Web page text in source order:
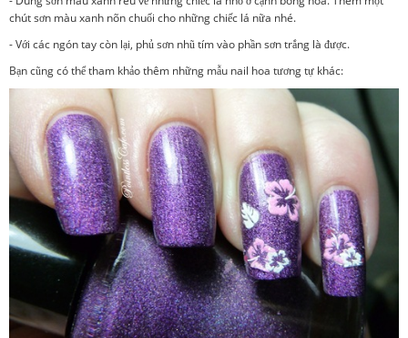
chút sơn màu xanh nõn chuối cho những chiếc lá nữa nhé.
- Với các ngón tay còn lại, phủ sơn nhũ tím vào phần sơn trắng là được.
Bạn cũng có thể tham khảo thêm những mẫu nail hoa tương tự khác: